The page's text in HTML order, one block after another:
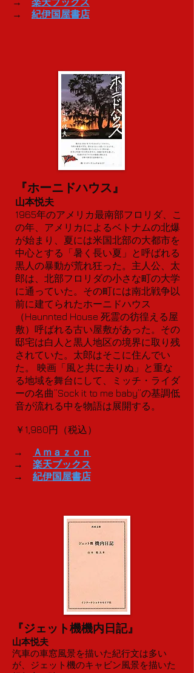
→ 紀伊国屋書店
『ホーニドハウス』
山本悦夫
1965年のアメリカ最南部フロリダ、こ
の年、アメリカによるベトナムの北爆
が始まり、夏には米国北部の大都市を
中心とする「暑く長い夏」と呼ばれる
黒人の暴動が荒れ狂った。主人公、太
郎は、北部フロリダの小さな町の大学
に通っていた。その町には南北戦争以
前に建てられたホーニドハウス
（Haunnted House 死霊の彷徨える屋
敷）呼ばれる古い屋敷があった。その
邸宅は白人と黒人地区の境界に取り残
されていた。太郎はそこに住んでい
た。 映画「風と共に去りぬ」と重な
る地域を舞台にして、ミッチ・ライダ
ーの名曲”Sock it to me baby”の基調低
音が流れる中を物語は展開する。
￥1,980円（税込）
→
Ａｍａｚｏｎ
→ 楽天ブックス
→ 紀伊国屋書店
『ジェット機機内日記』
山本悦夫
汽車の車窓風景を描いた紀行文は多い
が、ジェット機のキャビン風景を描いた